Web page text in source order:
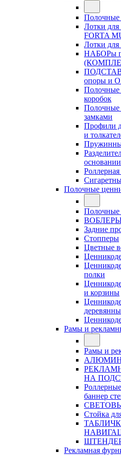
Полочные
Лотки для
FORTA
Лотки для
НАБОРы
опоры и
Полочные
коробок
Полочные
замками
Профили
и
основании
Полочные
Полочные
ВОБЛЕРЫ
Задние
Стопперы
Цветные
полки
и корзины
Рамы и
Рамы и
НА
баннер
Стойка
Рекламная